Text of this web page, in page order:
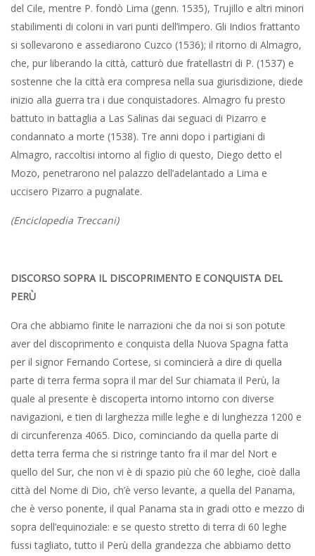
del Cile, mentre P. fondò Lima (genn. 1535), Trujillo e altri minori
stabilimenti di coloni in vari punti dell’impero. Gli Indios frattanto
si sollevarono e assediarono Cuzco (1536); il ritorno di Almagro,
che, pur liberando la città, catturò due fratellastri di P. (1537) e
sostenne che la città era compresa nella sua giurisdizione, diede
inizio alla guerra tra i due conquistadores. Almagro fu presto
battuto in battaglia a Las Salinas dai seguaci di Pizarro e
condannato a morte (1538). Tre anni dopo i partigiani di
Almagro, raccoltisi intorno al figlio di questo, Diego detto el
Mozo, penetrarono nel palazzo dell’adelantado a Lima e
uccisero Pizarro a pugnalate.
(Enciclopedia Treccani)
DISCORSO SOPRA IL DISCOPRIMENTO E CONQUISTA DEL
PERÙ
Ora che abbiamo finite le narrazioni che da noi si son potute
aver del discoprimento e conquista della Nuova Spagna fatta
per il signor Fernando Cortese, si comincierà a dire di quella
parte di terra ferma sopra il mar del Sur chiamata il Perù, la
quale al presente è discoperta intorno intorno con diverse
navigazioni, e tien di larghezza mille leghe e di lunghezza 1200 e
di circunferenza 4065. Dico, cominciando da quella parte di
detta terra ferma che si ristringe tanto fra il mar del Nort e
quello del Sur, che non vi è di spazio più che 60 leghe, cioè dalla
città del Nome di Dio, ch’è verso levante, a quella del Panama,
che è verso ponente, il qual Panama sta in gradi otto e mezzo di
sopra dell’equinoziale: e se questo stretto di terra di 60 leghe
fussi tagliato, tutto il Perù della grandezza che abbiamo detto